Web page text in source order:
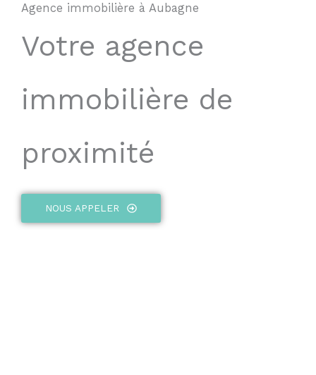
Agence immobilière à Aubagne
Votre agence
immobilière de
proximité
NOUS APPELER